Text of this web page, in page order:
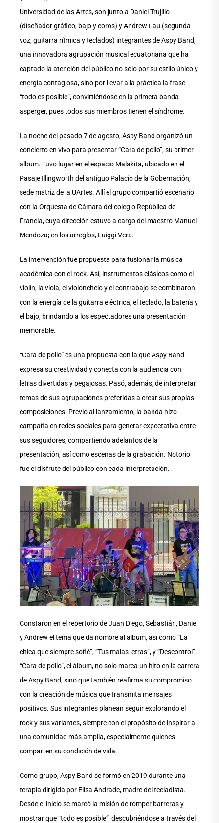
Universidad de las Artes, son junto a Daniel Trujillo
(diseñador gráfico, bajo y coros) y Andrew Lau (segunda
voz, guitarra rítmica y teclados) integrantes de Aspy Band,
una innovadora agrupación musical ecuatoriana que ha
captado la atención del público no solo por su estilo único y
energía contagiosa, sino por llevar a la práctica la frase
“todo es posible”, convirtiéndose en la primera banda
asperger, pues todos sus miembros tienen el síndrome.
La noche del pasado 7 de agosto, Aspy Band organizó un
concierto en vivo para presentar “Cara de pollo”, su primer
álbum. Tuvo lugar en el espacio Malakita, ubicado en el
Pasaje Illingworth del antiguo Palacio de la Gobernación,
sede matriz de la UArtes. Allí el grupo compartió escenario
con la Orquesta de Cámara del colegio República de
Francia, cuya dirección estuvo a cargo del maestro Manuel
Mendoza; en los arreglos, Luiggi Vera.
La intervención fue propuesta para fusionar la música
académica con el rock. Así, instrumentos clásicos como el
violín, la viola, el violonchelo y el contrabajo se combinaron
con la energía de la guitarra eléctrica, el teclado, la batería y
el bajo, brindando a los espectadores una presentación
memorable.
“Cara de pollo” es una propuesta con la que Aspy Band
expresa su creatividad y conecta con la audiencia con
letras divertidas y pegajosas. Pasó, además, de interpretar
temas de sus agrupaciones preferidas a crear sus propias
composiciones. Previo al lanzamiento, la banda hizo
campaña en redes sociales para generar expectativa entre
sus seguidores, compartiendo adelantos de la
presentación, así como escenas de la grabación. Notorio
fue el disfrute del público con cada interpretación.
Constaron en el repertorio de Juan Diego, Sebastián, Daniel
y Andrew el tema que da nombre al álbum, así como “La
chica que siempre soñé”, “Tus malas letras”, y “Descontrol”.
“Cara de pollo”, el álbum, no solo marca un hito en la carrera
de Aspy Band, sino que también reafirma su compromiso
con la creación de música que transmita mensajes
positivos. Sus integrantes planean seguir explorando el
rock y sus variantes, siempre con el propósito de inspirar a
una comunidad más amplia, especialmente quienes
comparten su condición de vida.
Como grupo, Aspy Band se formó en 2019 durante una
terapia dirigida por Elisa Andrade, madre del tecladista.
Desde el inicio se marcó la misión de romper barreras y
mostrar que “todo es posible”, descubriéndose a través del